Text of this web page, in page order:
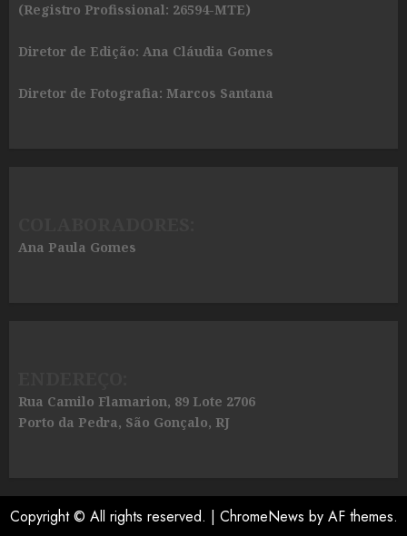
(Registro Profissional: 26594-MTE)
Diretor de Edição: Ana Cláudia Gomes
Diretor de Fotografia: Marcos Santana
Ana Paula Gomes
Rua Camilo Flamarion, 89 Lote 2706
Porto da Pedra, São Gonçalo, RJ
Copyright © All rights reserved. | ChromeNews by AF themes.